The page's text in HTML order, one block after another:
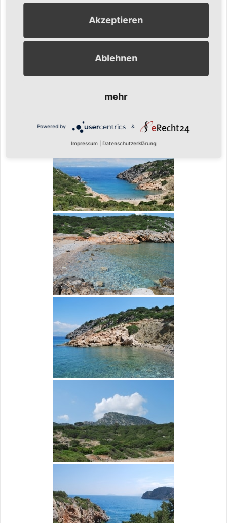
Akzeptieren
Ablehnen
mehr
Powered by &
Impressum Datenschutzerklärung